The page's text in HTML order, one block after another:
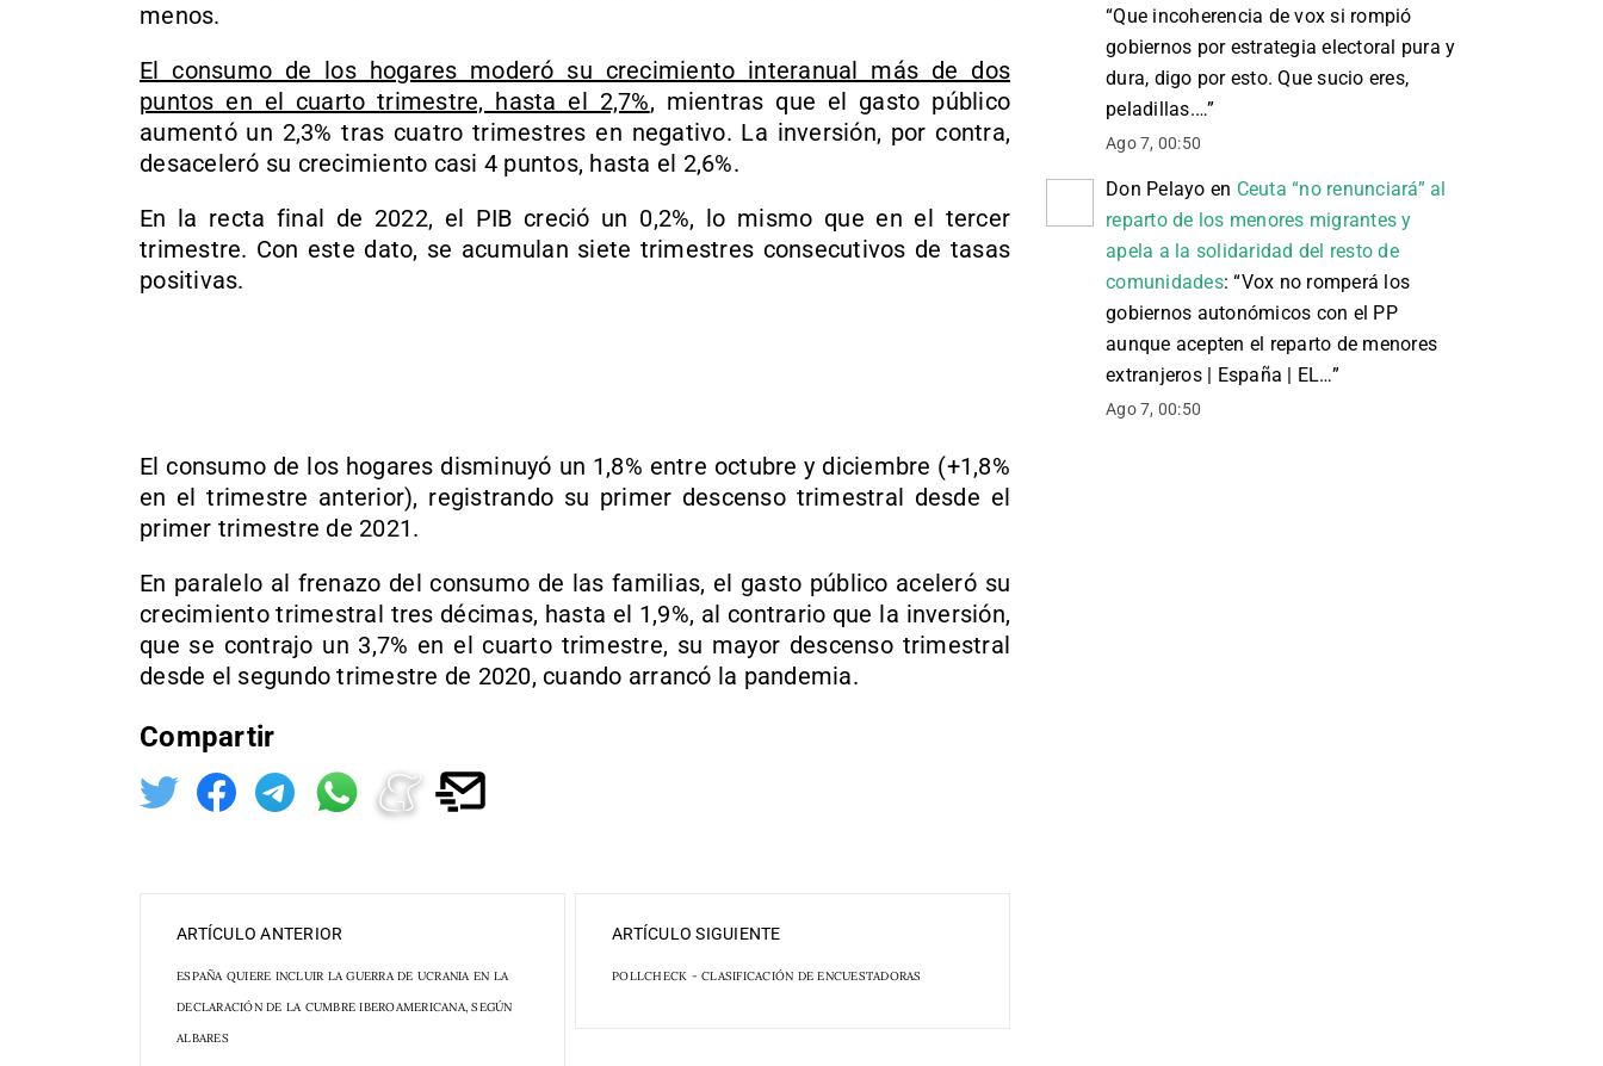
menos.
El consumo de los hogares moderó su crecimiento interanual más de dos
puntos en el cuarto trimestre, hasta el 2,7%, mientras que el gasto público
aumentó un 2,3% tras cuatro trimestres en negativo. La inversión, por contra,
desaceleró su crecimiento casi 4 puntos, hasta el 2,6%.
En la recta final de 2022, el PIB creció un 0,2%, lo mismo que en el tercer
trimestre. Con este dato, se acumulan siete trimestres consecutivos de tasas
positivas.
El consumo de los hogares disminuyó un 1,8% entre octubre y diciembre (+1,8%
en el trimestre anterior), registrando su primer descenso trimestral desde el
primer trimestre de 2021.
En paralelo al frenazo del consumo de las familias, el gasto público aceleró su
crecimiento trimestral tres décimas, hasta el 1,9%, al contrario que la inversión,
que se contrajo un 3,7% en el cuarto trimestre, su mayor descenso trimestral
desde el segundo trimestre de 2020, cuando arrancó la pandemia.
Compartir
ARTÍCULO ANTERIOR
ESPAÑA QUIERE INCLUIR LA GUERRA DE UCRANIA EN LA
DECLARACIÓN DE LA CUMBRE IBEROAMERICANA, SEGÚN
ALBARES
ARTÍCULO SIGUIENTE
POLLCHECK - CLASIFICACIÓN DE ENCUESTADORAS
“Que incoherencia de vox si rompió
gobiernos por estrategia electoral pura y
dura, digo por esto. Que sucio eres,
peladillas.…”
Ago 7, 00:50
Don Pelayo en Ceuta “no renunciará” al
reparto de los menores migrantes y
apela a la solidaridad del resto de
comunidades: “Vox no romperá los
gobiernos autonómicos con el PP
aunque acepten el reparto de menores
extranjeros | España | EL…”
Ago 7, 00:50